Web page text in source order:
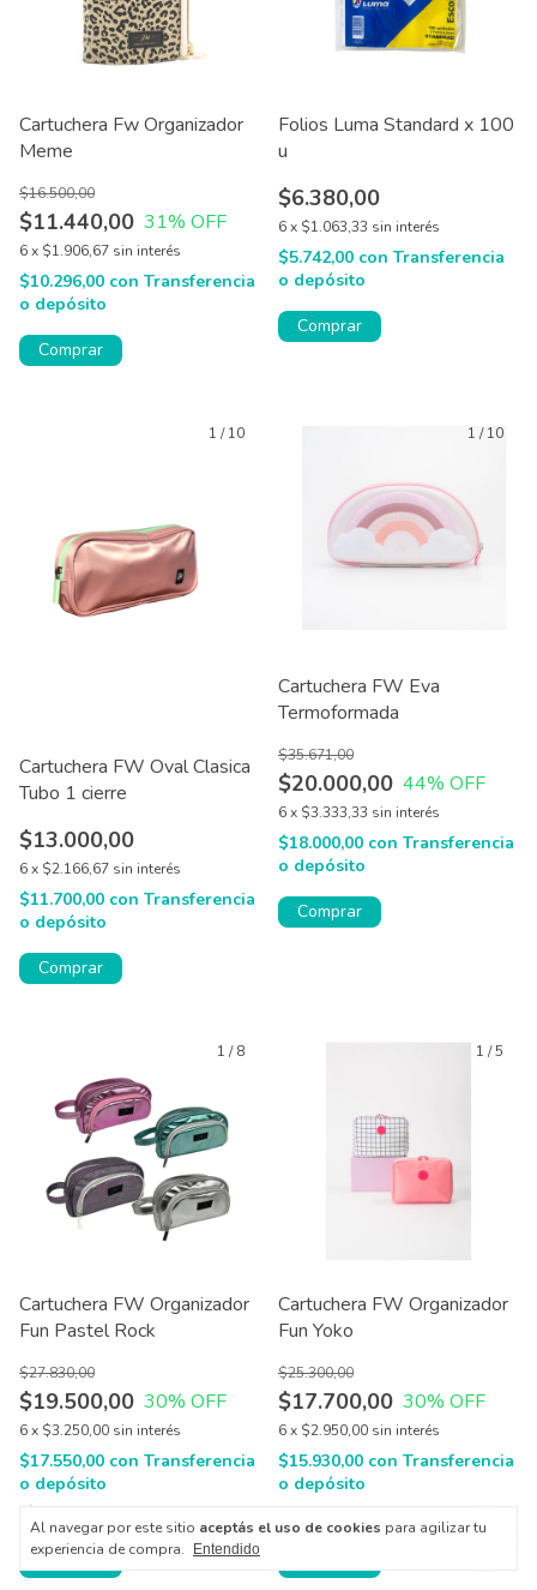
Al navegar por este sitio aceptás el uso de cookies para agilizar tu
experiencia de compra.
Entendido
Cartuchera Fw Organizador
Meme
$11.440,00
$16.500,00
31% OFF
6x $1.906,67 sin interés
$10.296,00 con Transferencia
o depósito
Comprar
Folios Luma Standard x 100
u
$6.380,00
6x $1.063,33 sin interés
$5.742,00 con Transferencia
o depósito
Comprar
1 /10
Cartuchera FW Oval Clasica
Tubo 1 cierre
$13.000,00
6x $2.166,67 sin interés
$11.700,00 con Transferencia
o depósito
Comprar
1 /10
Cartuchera FW Eva
Termoformada
$20.000,00
$35.671,00
44% OFF
6x $3.333,33 sin interés
$18.000,00 con Transferencia
o depósito
Comprar
1 /8
Cartuchera FW Organizador
Fun Pastel Rock
$19.500,00
$27.830,00
30% OFF
6x $3.250,00 sin interés
$17.550,00 con Transferencia
o depósito
¡Último!
Comprar
1 /5
Cartuchera FW Organizador
Fun Yoko
$17.700,00
$25.300,00
30% OFF
6x $2.950,00 sin interés
$15.930,00 con Transferencia
o depósito
en stock!